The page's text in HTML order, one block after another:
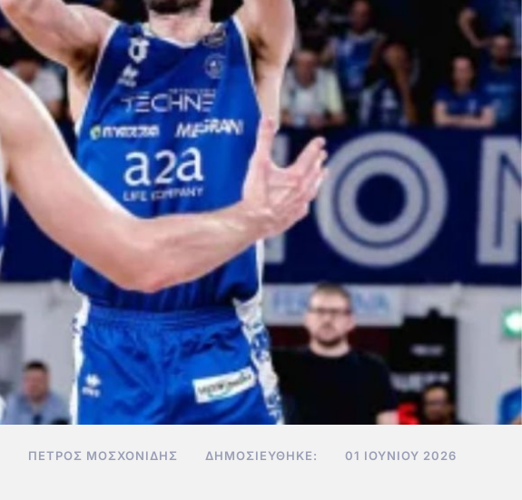
ΠΈΤΡΟΣ ΜΟΣΧΟΝΊΔΗΣ ΔΗΜΟΣΙΕΎΘΗΚΕ: 01 ΙΟΥΝΊΟΥ 2026